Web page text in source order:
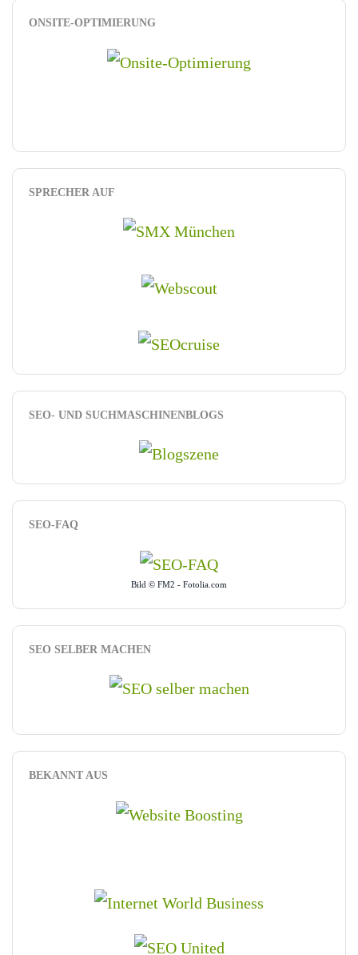
ONSITE-OPTIMIERUNG
SPRECHER AUF
SEO- UND SUCHMASCHINENBLOGS
SEO-FAQ
Bild © FM2 - Fotolia.com
SEO SELBER MACHEN
BEKANNT AUS